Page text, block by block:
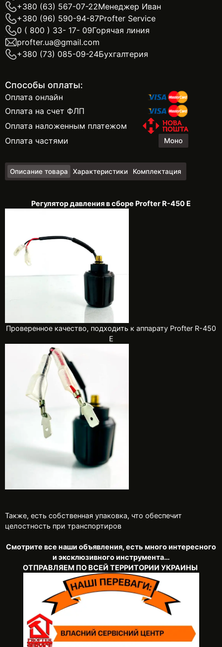
+380 (63) 567-07-22Менеджер Иван
+380 (96) 590-94-87Profter Service
0 ( 800 ) 33- 17- 09Горячая линия
profter.ua@gmail.com
+380 (73) 085-09-24Бухгалтерия
Способы оплаты:
Оплата онлайн
Оплата на счет ФЛП
Оплата наложенным платежом
Оплата частями
Описание товара Характеристики Комплектация
Регулятор давления в сборе Profter R-450 E
Проверенное качество, подходить к аппарату Profter R-450
E
Также, есть собственная упаковка, что обеспечит
целостность при транспортиров
Смотрите все наши объявления, есть много интересного
и эксклюзивного инструмента…
ОТПРАВЛЯЕМ ПО ВСЕЙ ТЕРРИТОРИИ УКРАИНЫ